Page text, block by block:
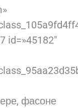
id=»45182″
фасоне